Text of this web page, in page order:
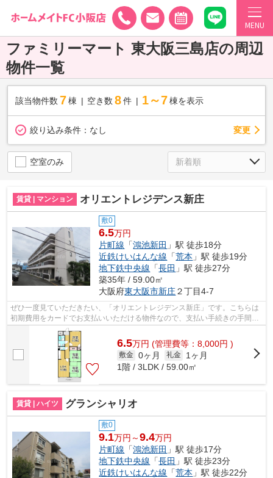
MENU
ファミリーマート 東大阪三島店の周辺
物件一覧
該当物件数 7棟 空き数 8 件 1～7 棟を表示
絞り込み条件： なし 変更
空室のみ
賃貸 | マンション オリエントレジデンス新庄
敷0
6.5万円
片町線 「鴻池新田 」駅 徒歩18分
近鉄けいはんな線 「荒本 」駅 徒歩19分
地下鉄中央線 「長田 」駅 徒歩27分
築35年 / 59.00㎡
大阪府東大阪市新庄２丁目4-7
ぜひ一度見ていただきたい、「オリエントレジデンス新庄」です。こちらは
初期費用をカードでお支払いいただける物件なので、支払い手続きの手間が
省けます。こちらの物件には自走式駐...
6.5万円 (管理費等：8,000円 )
敷金 0ヶ月 礼金
1ヶ月
1階 / 3LDK / 59.00㎡
賃貸 | ハイツ グランシャリオ
敷0
9.1万円～9.4万円
片町線 「鴻池新田 」駅 徒歩17分
地下鉄中央線 「長田 」駅 徒歩23分
近鉄けいはんな線 「荒本 」駅 徒歩22分